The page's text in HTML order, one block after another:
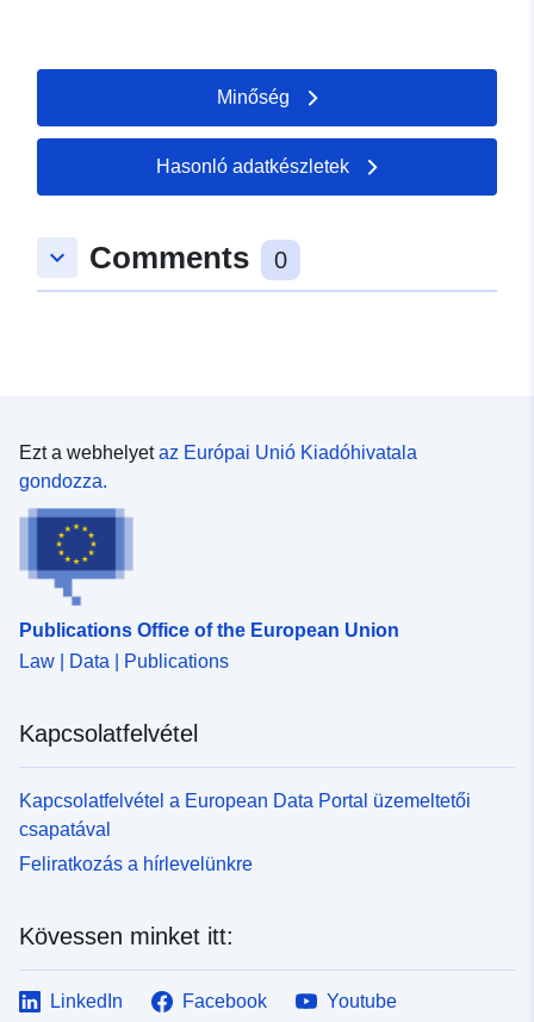
Minőség
Hasonló adatkészletek
keyboard_arrow_down Comments 0
Ezt a webhelyetaz Európai Unió Kiadóhivatala
gondozza.
Publications Office of the European Union
Law | Data | Publications
Kapcsolatfelvétel
Kapcsolatfelvétel a European Data Portal üzemeltetői
csapatával
Feliratkozás a hírlevelünkre
Kövessen minket itt:
LinkedIn Facebook
Youtube